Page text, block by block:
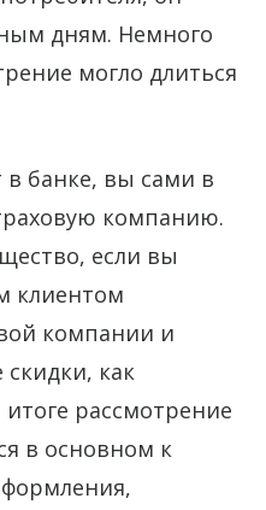
дням. Немного
могло длиться
банке, вы сами в
компанию.
если вы
клиентом
компании и
как
рассмотрение
в основном к